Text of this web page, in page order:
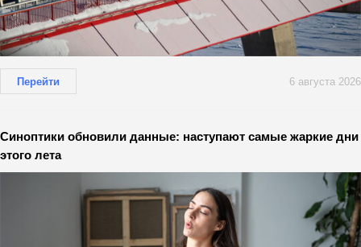
Перейти 6 августа 2026
Синоптики обновили данные: наступают самые жаркие дни
этого лета